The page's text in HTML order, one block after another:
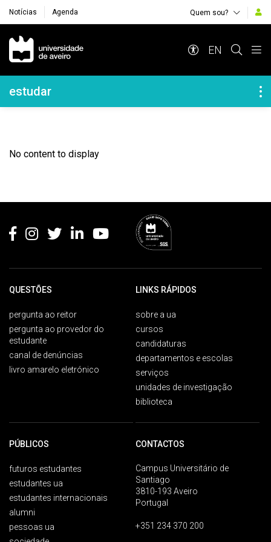
Notícias Agenda Quem sou?
Navegação Principal
EN
Navegação Lateral
estudar
No content to display
QUESTÕES
pergunta ao reitor
pergunta ao provedor do
estudante
canal de denúncias
livro amarelo eletrónico
LINKS RÁPIDOS
sobre a ua
cursos
candidaturas
departamentos e escolas
serviços
unidades de investigação
biblioteca
PÚBLICOS
futuros estudantes
estudantes ua
estudantes internacionais
alumni
pessoas ua
CONTACTOS
Campus Universitário de
Santiago
3810-193 Aveiro
Portugal
+351 234 370 200